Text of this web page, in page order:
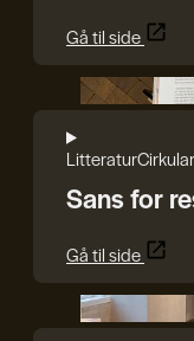
Gå til side
Reshape Waste
Litteratur
Sans for
Gå til side
Andrea Sonne/